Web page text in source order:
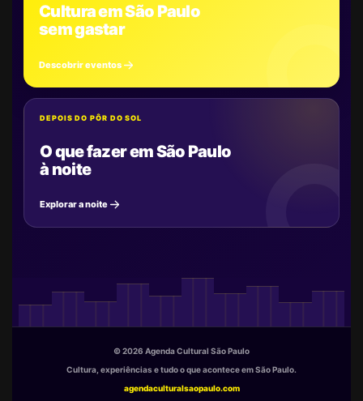
Cultura em São Paulo
sem gastar
Descobrir eventos
DEPOIS DO PÔR DO SOL
O que fazer em São Paulo
à noite
Explorar a noite
© 2026 Agenda Cultural São Paulo
Cultura, experiências e tudo o que acontece em São Paulo.
agendaculturalsaopaulo.com